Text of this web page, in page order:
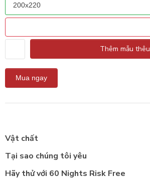
Thêm mẫu thêu
Vật chất
Tại sao chúng tôi yêu
Hãy thử với 60 Nights Risk Free